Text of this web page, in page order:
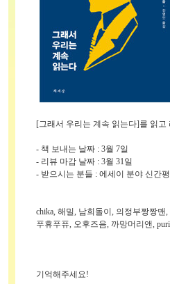
[그래서 우리는 계속 읽는다]를 읽
- 책 보내는 날짜 : 3월 7일
- 리뷰 마감 날짜 : 3월 31일
- 받으시는 분들 : 에세이 분야 신간
chika, 해밀, 남희돌이, 의정부짱짱맨
푸휴푸퓨, 오후즈음, 까망머리앤,
기억해주세요!